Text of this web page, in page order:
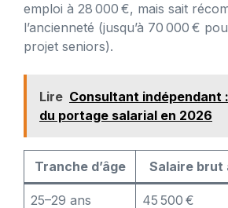
emploi à 28 000 €, mais sait
l’ancienneté (jusqu’à 70 000 €
projet seniors).
Lire Consultant indépendant
du portage salarial en 2026
Tranche d’âge Salaire brut
25–29 ans 45 500 €